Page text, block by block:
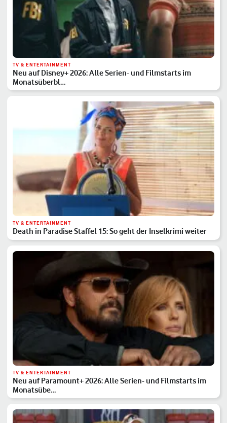
TV & ENTERTAINMENT
Neu auf Disney+ 2026: Alle Serien- und Filmstarts im
Monatsüberbl…
TV & ENTERTAINMENT
Death in Paradise Staffel 15: So geht der Inselkrimi weiter
TV & ENTERTAINMENT
Neu auf Paramount+ 2026: Alle Serien- und Filmstarts im
Monatsübe…